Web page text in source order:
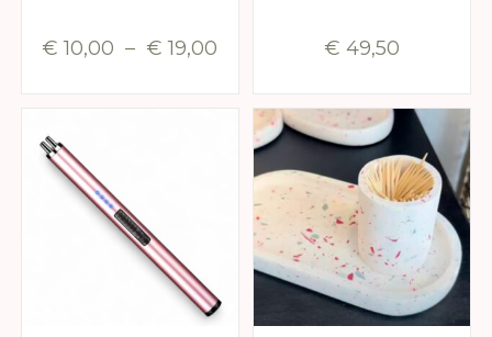
€ 10,00 – € 19,00 € 49,50